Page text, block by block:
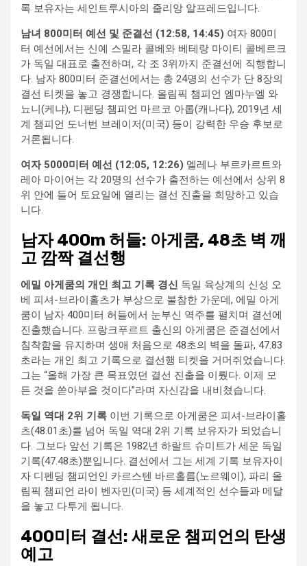
록 보유자는 세인트루시아의 줄리앙 알프레드입니다.
남녀 800미터 예선 및 준결선 (12:58, 14:45) 여자 800미
터 예선에서는 신예 스밀라 콜베와 베테랑 마이티 콜베르크
가 독일 대표로 출전하며, 각 조 3위까지 준결선에 직행합니
다. 남자 800미터 준결선에서는 총 24명의 선수가 단 8장의
결선 티켓을 놓고 경쟁합니다. 올림픽 챔피언 엠마누엘 와
뇨니(케냐), 디펜딩 챔피언 마르코 아롭(캐나다), 2019년 세
계 챔피언 도너번 브레이저(미국) 등이 강력한 우승 후보로
거론됩니다.
여자 5000미터 예선 (12:05, 12:26) 엘레나 부르카르트와
레아 마이어는 각 20명의 선수가 출전하는 예선에서 상위 8
위 안에 들어 토요일에 열리는 결선 진출을 희망하고 있습
니다.
남자 400m 허들: 아게쿰, 48초 벽 깨
고 깜짝 결선행
에밀 아게쿰의 개인 최고 기록 경신 독일 육상계의 신성 오
베 피셔-브라이홀츠가 부상으로 불참한 가운데, 에밀 아게
쿰이 남자 400미터 허들에서 눈부신 역주를 펼치며 결선에
진출했습니다. 프랑크푸르트 출신의 아게쿰은 준결선에서
침착함을 유지하며 생애 처음으로 48초의 벽을 돌파, 47.83
초라는 개인 최고 기록으로 결선행 티켓을 거머쥐었습니다.
그는 “올해 가장 큰 목표였던 결선 진출을 이뤘다. 이제 모
든 것을 쏟아부을 것이다”라며 자신감을 내비쳤습니다.
독일 역대 2위 기록 이번 기록으로 아게쿰은 피셔-브라이홀
츠(48.01초)를 넘어 독일 역대 2위 기록 보유자가 되었습니
다. 그보다 앞선 기록은 1982년 하랄트 슈미트가 세운 독일
기록(47.48초)뿐입니다. 결선에서 그는 세계 기록 보유자이
자 디펜딩 챔피언인 카르스텐 바르홀름(노르웨이), 파리 올
림픽 챔피언 라이 벤자민(미국) 등 세계적인 선수들과 메달
을 놓고 다투게 됩니다.
400미터 결선: 새로운 챔피언의 탄생
예고